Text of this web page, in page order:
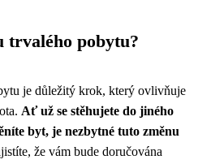
trvalého pobytu?
je důležitý krok, který ovlivňuje
Ať už se stěhujete do jiného
byt, je nezbytné tuto změnu
že vám bude doručována